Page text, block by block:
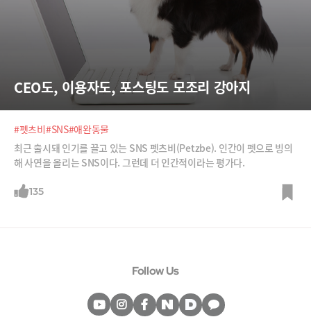
CEO도, 이용자도, 포스팅도 모조리 강아지
#펫츠비#SNS#애완동물
최근 출시돼 인기를 끌고 있는 SNS 펫츠비(Petzbe). 인간이 펫으로 빙의
해 사연을 올리는 SNS이다. 그런데 더 인간적이라는 평가다.
135
Follow Us